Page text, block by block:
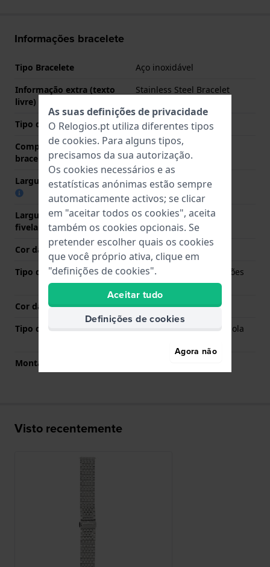
Informações bracelete
Tipo Bracelete
Aço inoxidável
Informação extra (texto
livre)
Stainless Steel Bracelet
Tipo de bracelete
Bracelete de elos
Comprimento do pino (da
bracelete)
20 mm
Largura das extremidades 20 mm
Largura da bracelete na
fivela
18 mm
Cor da bracelete
Prata
Tipo de Fecho
Fivela butterfly com botões
de pressão
Cor da fivela
Prata
Tipo de montagem
Pinos carregados por mola
Montagem Reta
Visto recentemente
As suas definições de privacidade
O Relogios.pt utiliza diferentes tipos
de cookies. Para alguns tipos,
precisamos da sua autorização.
Os cookies necessários e as
estatísticas anónimas estão sempre
automaticamente activos; se clicar
em "aceitar todos os cookies", aceita
também os cookies opcionais. Se
pretender escolher quais os cookies
que você próprio ativa, clique em
"definições de cookies".
Aceitar tudo
Definições de cookies
Agora não